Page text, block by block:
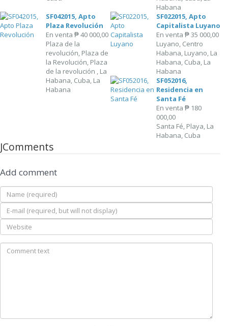
Habana
SF042015, Apto
Plaza Revolución
En venta₱ 40 000,00
Plaza de la
revolución, Plaza de
la Revolución, Plaza
de la revolución , La
Habana, Cuba, La
Habana
SF022015, Apto
Capitalista Luyano
En venta ₱ 35 000,00
Luyano, Centro
Habana, Luyano, La
Habana, Cuba, La
Habana
SF052016,
Residencia en
Santa Fé
En venta ₱ 180
000,00
Santa Fé, Playa, La
Habana, Cuba
JComments
Add comment